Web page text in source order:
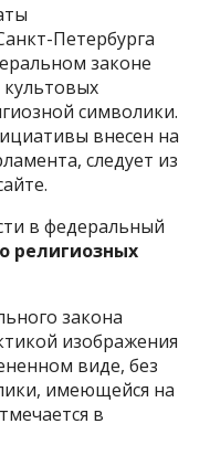
Петербурга
законе
культовых
символики.
внесен на
следует из
в федеральный
религиозных
закона
изображения
виде, без
имеющейся на
в